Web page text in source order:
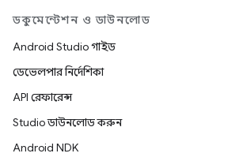
ডকুমেন্টেশন ও ডাউনলোড
Android Studio গাইড
ডেভেলপার নির্দেশিকা
API রেফারেন্স
Studio ডাউনলোড করুন
Android NDK